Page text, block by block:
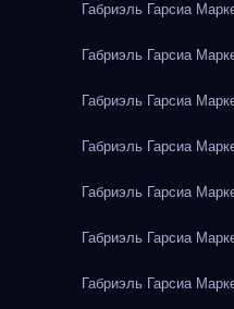
Габриэль Гарсиа
Габриэль Гарсиа
Габриэль Гарсиа
Габриэль Гарсиа
Габриэль Гарсиа
Габриэль Гарсиа
Габриэль Гарсиа